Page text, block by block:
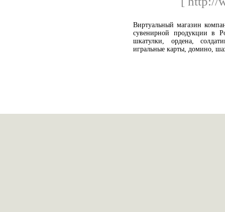
Виртуальный магазин
сувенирной продукции в
шкатулки, ордена,
игральные карты, домино,